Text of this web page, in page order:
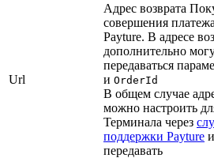
Url
Адрес возврата
совершения
Payture. В адресе
дополнительно
передаваться
и OrderId
В общем случае
можно настроить
Терминала через
поддержки Payture
передавать